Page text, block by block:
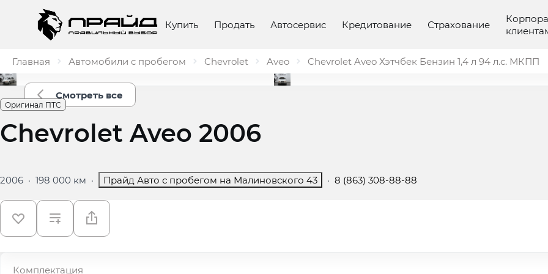
Купить Продать Автосервис Кредитование Страхование
Главная Автомобили с пробегом Chevrolet Aveo Chevrolet Aveo Хэтчбек Бензин 1,4 л 94 л.с. МКПП
Смотреть все
Оригинал ПТС
Chevrolet Aveo 2006
2006 · 198 000 км · Прайд Авто с пробегом на Малиновского 43 · 8 (863) 308-88-88
Комплектация